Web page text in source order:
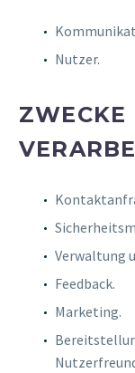
Nutzer.
ZWECKE
Verwaltung
Feedback.
Marketing.